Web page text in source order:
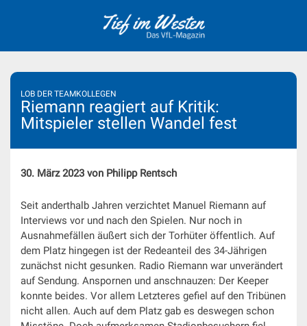
LOB DER TEAMKOLLEGEN
Riemann reagiert auf Kritik:
Mitspieler stellen Wandel fest
30. März 2023 von Philipp Rentsch
Seit anderthalb Jahren verzichtet Manuel Riemann auf
Interviews vor und nach den Spielen. Nur noch in
Ausnahmefällen äußert sich der Torhüter öffentlich. Auf
dem Platz hingegen ist der Redeanteil des 34-Jährigen
zunächst nicht gesunken. Radio Riemann war unverändert
auf Sendung. Anspornen und anschnauzen: Der Keeper
konnte beides. Vor allem Letzteres gefiel auf den Tribünen
nicht allen. Auch auf dem Platz gab es deswegen schon